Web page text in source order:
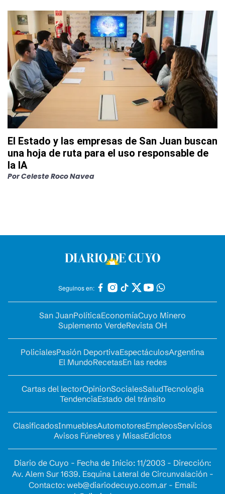
El Estado y las empresas de San Juan buscan
una hoja de ruta para el uso responsable de
la IA
PorCeleste Roco Navea
Seguinos en:
San JuanPolíticaEconomíaCuyo Minero
Suplemento VerdeRevista OH
PolicialesPasión DeportivaEspectáculosArgentina
El MundoRecetasEn las redes
Cartas del lectorOpinionSocialesSaludTecnología
TendenciaEstado del tránsito
ClasificadosInmueblesAutomotoresEmpleosServicios
Avisos Fúnebres y MisasEdictos
Diario de Cuyo - Fecha de Inicio: 11/2003 - Dirección:
Av. Alem Sur 1639. Esquina Lateral de Circunvalación -
Contacto: web@diariodecuyo.com.ar- Email: